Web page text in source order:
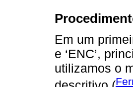
Em um
e ‘ENC’,
utilizamos o